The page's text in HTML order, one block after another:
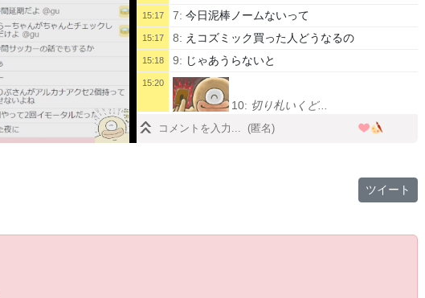
15:17 7: 今日泥棒ノームないって
15:17 8: えコズミック買った人どうなるの
15:18 9: じゃあうらないと
15:20
10: 切り札いくど...
今日マケ解放ってわけじゃないよなこれ
ツイート